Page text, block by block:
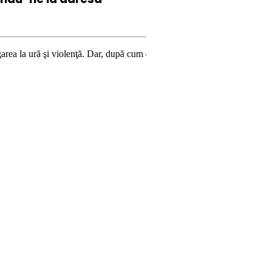
Dar, după cum confirmă şi CEDO în cazul Handyside vs.